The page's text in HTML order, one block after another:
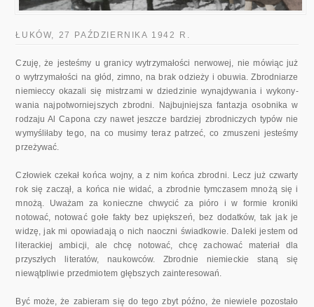
ŁUKÓW, 27 PAŹDZIERNIKA 1942 R.
Czuję, że jesteśmy u granicy wytrzymałości nerwowej, nie mówiąc już
o wytrzymałości na głód, zimno, na brak odzieży i obuwia. Zbrodniarze
niemieccy okazali się mistrzami w dziedzinie wynajdywania i wykony­
wania najpotworniejszych zbrodni. Najbujniejsza fantazja osobnika w
ro­dzaju Al Capona czy nawet jeszcze bardziej zbrodniczych typów nie
wy­myśliłaby tego, na co musimy teraz patrzeć, co zmuszeni jesteśmy
prze­żywać.
Człowiek czekał końca wojny, a z nim końca zbrodni. Lecz już czwarty
rok się zaczął, a końca nie widać, a zbrodnie tymczasem mnożą się i
mno­żą. Uważam za konieczne chwycić za pióro i w formie kroniki
notować, notować gołe fakty bez upiększeń, bez dodatków, tak jak je
widzę, jak mi opowiadają o nich naoczni świadkowie. Daleki jestem od
literackiej ambicji, ale chcę notować, chcę zachować materiał dla
przyszłych litera­tów, naukowców. Zbrodnie niemieckie staną się
niewątpliwie przedmiotem głębszych zainteresowań.
Być może, że zabieram się do tego zbyt późno, że niewiele pozostało